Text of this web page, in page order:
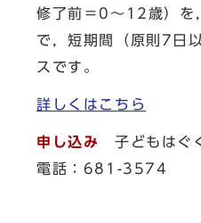
修了前＝0～12歳）を
で，短期間（原則7日
スです。
詳しくはこちら
申し込み
子どもはぐ
電話：681-3574